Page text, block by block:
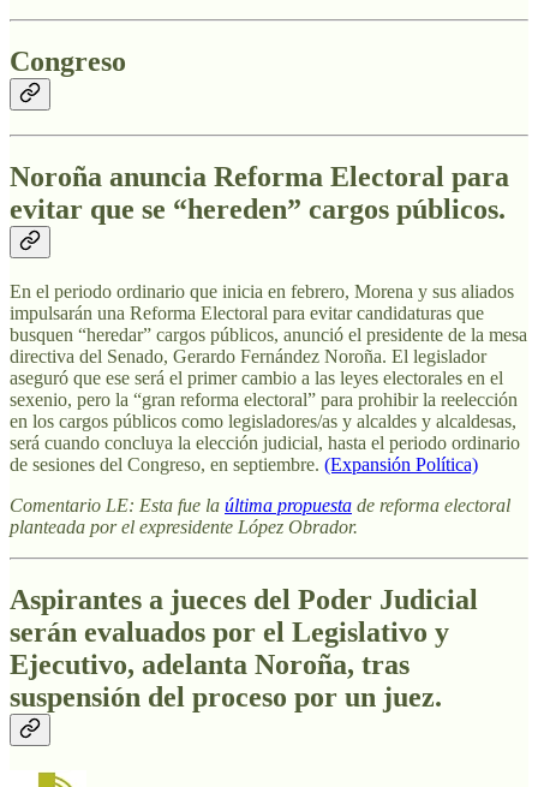
Congreso
Noroña anuncia Reforma Electoral para
evitar que se “hereden” cargos públicos.
En el periodo ordinario que inicia en febrero, Morena y sus aliados
impulsarán una Reforma Electoral para evitar candidaturas que
busquen “heredar” cargos públicos, anunció el presidente de la mesa
directiva del Senado, Gerardo Fernández Noroña. El legislador
aseguró que ese será el primer cambio a las leyes electorales en el
sexenio, pero la “gran reforma electoral” para prohibir la reelección
en los cargos públicos como legisladores/as y alcaldes y alcaldesas,
será cuando concluya la elección judicial, hasta el periodo ordinario
de sesiones del Congreso, en septiembre. (Expansión Política)
Comentario LE: Esta fue la última propuesta de reforma electoral
planteada por el expresidente López Obrador.
Aspirantes a jueces del Poder Judicial
serán evaluados por el Legislativo y
Ejecutivo, adelanta Noroña, tras
suspensión del proceso por un juez.